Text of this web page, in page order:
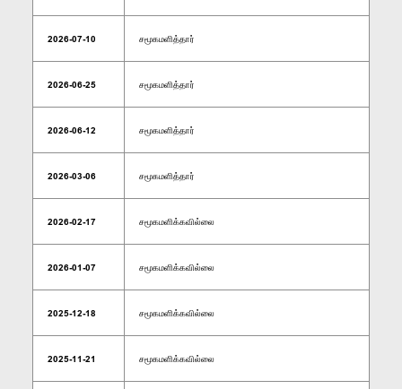
2026-07-10 சமூகமளித்தார்
2026-06-25 சமூகமளித்தார்
2026-06-12 சமூகமளித்தார்
2026-03-06 சமூகமளித்தார்
2026-02-17 சமூகமளிக்கவில்லை
2026-01-07 சமூகமளிக்கவில்லை
2025-12-18 சமூகமளிக்கவில்லை
2025-11-21 சமூகமளிக்கவில்லை